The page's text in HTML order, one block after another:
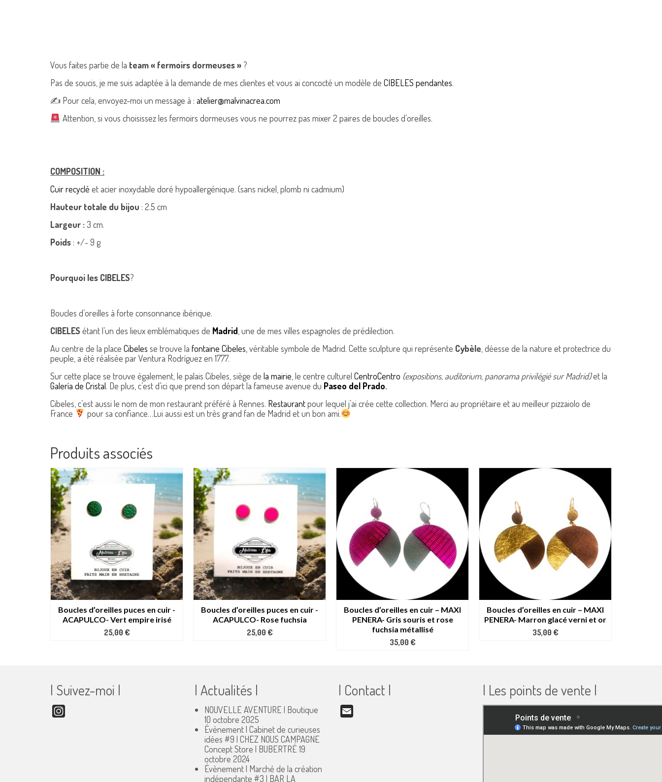
Vous faites partie de la team « fermoirs dormeuses » ?
Pas de soucis, je me suis adaptée à la demande de mes clientes et vous ai concocté un modèle de CIBELES pendantes.
✍ Pour cela, envoyez-moi un message à : atelier@malvinacrea.com
Attention, si vous choisissez les fermoirs dormeuses vous ne pourrez pas mixer 2 paires de boucles d’oreilles.
COMPOSITION :
Cuir recyclé et acier inoxydable doré hypoallergénique. (sans nickel, plomb ni cadmium)
Hauteur totale du bijou : 2.5 cm
Largeur : 3 cm.
Poids : +/- 9 g
Pourquoi les CIBELES?
Boucles d’oreilles à forte consonnance ibérique.
CIBELES étant l’un des lieux emblématiques de Madrid , une de mes villes espagnoles de prédilection.
Au centre de la place Cibeles se trouve la fontaine Cibeles , véritable symbole de Madrid. Cette sculpture qui représente Cybèle , déesse de la nature et protectrice du
peuple, a été réalisée par Ventura Rodríguez en 1777.
Sur cette place se trouve également, le palais Cibeles, siège de la mairie , le centre culturel CentroCentro (expositions, auditorium, panorama privilégié sur Madrid)et la
Galería de Cristal. De plus, c’est d’ici que prend son départ la fameuse avenue du Paseo del Prado.
Cibeles, c’est aussi le nom de mon restaurant préféré à Rennes. Restaurantpour lequel j’ai crée cette collection. Merci au propriétaire et au meilleur pizzaiolo de
France
pour sa confiance…Lui aussi est un très grand fan de Madrid et un bon ami.
Produits associés
Boucles d’oreilles puces en cuir -
ACAPULCO- Vert empire irisé
25,00 €
Boucles d’oreilles puces en cuir -
ACAPULCO- Rose fuchsia
25,00 €
Boucles d’oreilles en cuir – MAXI
PENERA- Gris souris et rose
fuchsia métallisé
35,00 €
Boucles d’oreilles en cuir – MAXI
PENERA- Marron glacé verni et or
35,00 €
| Suivez-moi | | Actualités |
NOUVELLE AVENTURE | Boutique
10 octobre 2025
Évènement | Cabinet de curieuses
idées #9 | CHEZ NOUS CAMPAGNE
Concept Store | BUBERTRÉ 19
octobre 2024
Évènement | Marché de la création
indépendante #3 | BAR LA
| Contact | | Les points de vente |